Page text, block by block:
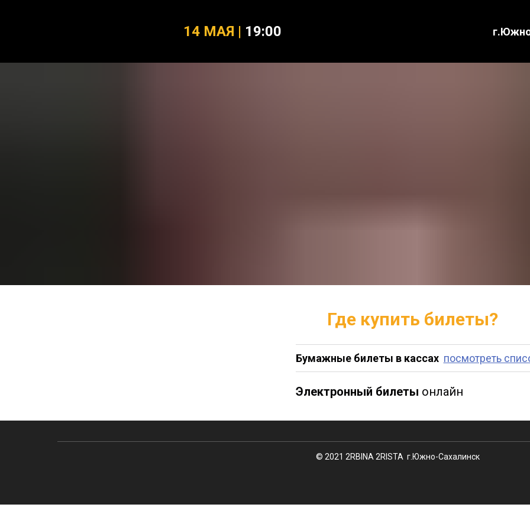
14 МАЯ | 19:00
Где купить билеты?
Бумажные билеты в кассах посмотреть
ФИРМЕННЫЕ бумажные БИЛЕТЫ
Электронный билеты онлайн
© 2021 2RBINA 2RISTA г.Южно-Сахалинск